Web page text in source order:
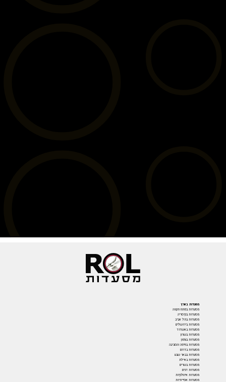
מסעדות בארץ
מסעדות בפתח תקווה
מסעדות בקיסריה
מסעדות בתל אביב
מסעדות בירושלים
מסעדות באשדוד
מסעדות בשרון
מסעדות בצפון
מסעדות בחיפה והסביבה
מסעדות בדרום
מסעדות בבאר שבע
מסעדות באילת
מסעדות בשרים
מסעדות דגים
מסעדות איטלקיות
מסעדות אסייתיות